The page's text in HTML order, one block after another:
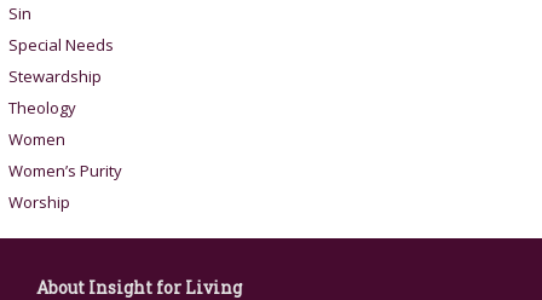
Sin
Special Needs
Stewardship
Theology
Women
Women’s Purity
Worship
About Insight for Living